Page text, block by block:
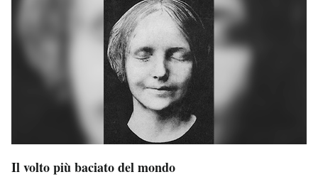
Il volto più baciato del mondo